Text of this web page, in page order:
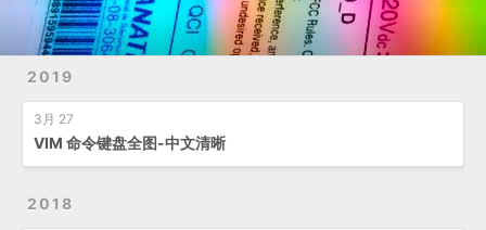
2019
3月 27
VIM 命令键盘全图-中文清晰
2018
YouTube频道
B站频道